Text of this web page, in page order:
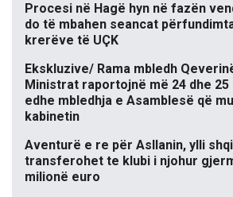
Procesi në Hagë hyn në fazën
do të mbahen seancat
krerëve të UÇK
Ekskluzive/ Rama mbledh
Ministrat raportojnë më 24 dhe
edhe mbledhja e Asamblesë që
kabinetin
Aventurë e re për Asllanin, ylli
transferohet te klubi i njohur
milionë euro